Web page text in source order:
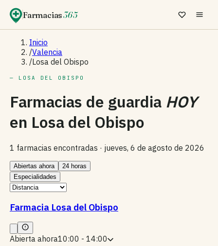
Farmacias365
Inicio
/Valencia
/Losa del Obispo
— LOSA DEL OBISPO
Farmacias de guardia HOY
en Losa del Obispo
1 farmacias encontradas · jueves, 6 de agosto de 2026
Abiertas ahora
24 horas
Especialidades
Farmacia Losa del Obispo
Abierta ahora10:00 - 14:00